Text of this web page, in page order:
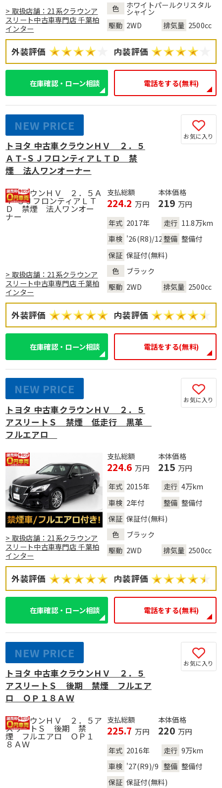
> 取扱店舗：21系クラウンア
スリート中古車専門店 千葉柏
インター
色
ホワイトパールクリスタル
シャイン
駆動 2WD 排気量 2500cc
外装評価 内装評価
在庫確認・ローン相談 電話をする(無料)
お気に入り
NEW PRICE
トヨタ 中古車クラウンＨＶ ２．５
ＡＴ-ＳＪフロンティアＬＴＤ 禁
煙 法人ワンオーナー
> 取扱店舗：21系クラウンア
スリート中古車専門店 千葉柏
インター
支払総額
224.2 万円
本体価格
219 万円
年式 2017年 走行 11.8万km
車検 '26(R8)/12整備 整備付
保証 保証付(無料)
色
ブラック
駆動 2WD 排気量 2500cc
外装評価 内装評価
在庫確認・ローン相談 電話をする(無料)
お気に入り
NEW PRICE
トヨタ 中古車クラウンＨＶ ２．５
アスリートＳ 禁煙 低走行 黒革
フルエアロ
> 取扱店舗：21系クラウンア
スリート中古車専門店 千葉柏
インター
支払総額
224.6 万円
本体価格
215 万円
年式 2015年 走行 4万km
車検 2年付 整備 整備付
保証 保証付(無料)
色
ブラック
駆動 2WD 排気量 2500cc
外装評価 内装評価
在庫確認・ローン相談 電話をする(無料)
お気に入り
NEW PRICE
トヨタ 中古車クラウンＨＶ ２．５
アスリートＳ 後期 禁煙 フルエア
ロ ＯＰ１８ＡＷ
支払総額
225.7 万円
本体価格
220 万円
年式 2016年 走行 9万km
車検 '27(R9)/9 整備 整備付
保証 保証付(無料)